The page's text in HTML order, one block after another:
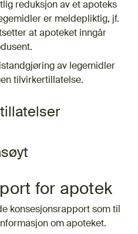
reduksjon av et apoteks
er meldepliktig, jf.
at apoteket inngår
av legemidler
tilvirkertillatelse.
for apotek
konsesjonsrapport som til
om apoteket.